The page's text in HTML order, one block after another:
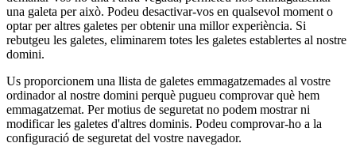
una galeta per això. Podeu desactivar-vos en qualsevol moment o
optar per altres galetes per obtenir una millor experiència. Si
rebutgeu les galetes, eliminarem totes les galetes establertes al nostre
domini.
Us proporcionem una llista de galetes emmagatzemades al vostre
ordinador al nostre domini perquè pugueu comprovar què hem
emmagatzemat. Per motius de seguretat no podem mostrar ni
modificar les galetes d'altres dominis. Podeu comprovar-ho a la
configuració de seguretat del vostre navegador.